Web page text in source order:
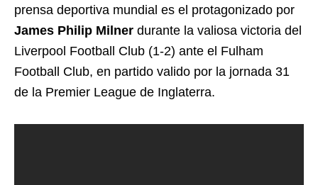
prensa deportiva mundial es el protagonizado por
James Philip Milner durante la valiosa victoria del
Liverpool Football Club (1-2) ante el Fulham
Football Club, en partido valido por la jornada 31
de la Premier League de Inglaterra.